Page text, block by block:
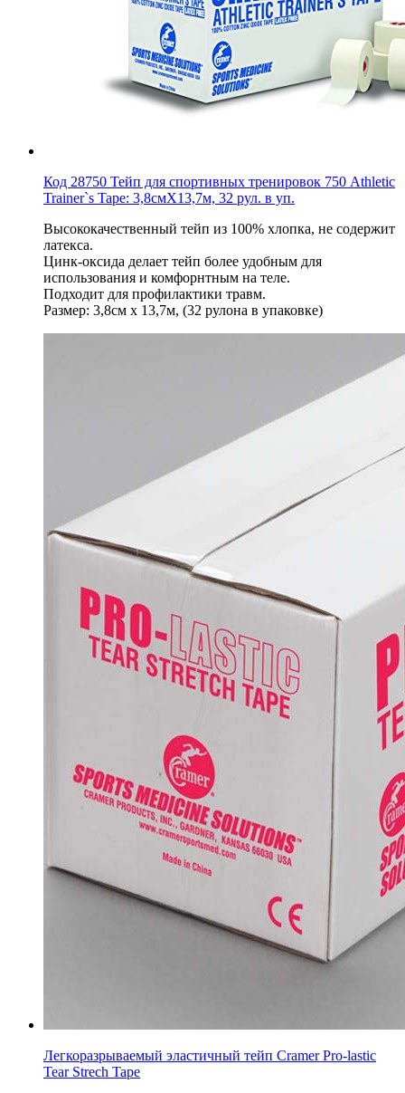
Код 28750 Тейп для спортивных тренировок 750 Athletic
Trainer`s Tape: 3,8смХ13,7м, 32 рул. в уп.
Высококачественный тейп из 100% хлопка, не содержит
латекса.
Цинк-оксида делает тейп более удобным для
использования и комфорнтным на теле.
Подходит для профилактики травм.
Размер: 3,8см х 13,7м, (32 рулона в упаковке)
Легкоразрываемый эластичный тейп Cramer Pro-lastic
Tear Strech Tape